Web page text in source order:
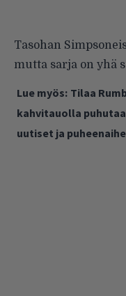
Tasohan
mutta sarja on yhä
Lue myös: Tilaa
kahvitauolla
uutiset ja